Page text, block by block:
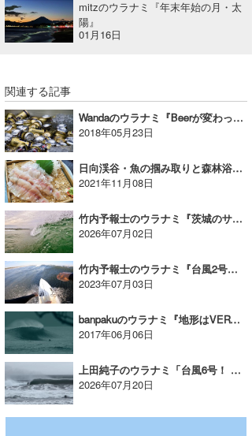
mitzのウラナミ『年末年始の月・太
陽』
01月16日
関連する記事
Wandaのウラナミ『Beerが変わった！』
2018年05月23日
日向渓谷・魚の掴み取りと森林浴｜YUKIのウラナミ
2021年11月08日
竹内予報士のウラナミ『茨城のサーフィンのポテンシャル』
2026年07月02日
竹内予報士のウラナミ『台風2号＆3号サーフィン』
2023年07月03日
banpakuのウラナミ『地形はVERY重要！(中編④：The Perfect)』
2017年06月06日
上田純子のウラナミ「台風6号！ 切れた南西うねりが炸裂！！ 」
2026年07月20日